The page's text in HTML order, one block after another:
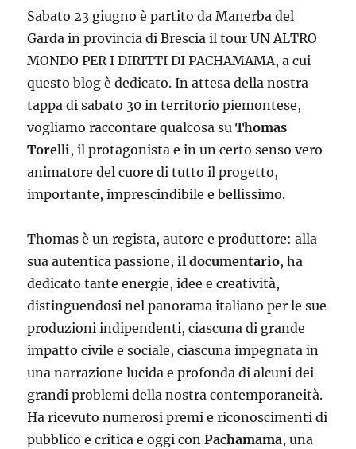
Sabato 23 giugno è partito da Manerba del
Garda in provincia di Brescia il tour UN ALTRO
MONDO PER I DIRITTI DI PACHAMAMA, a cui
questo blog è dedicato. In attesa della nostra
tappa di sabato 30 in territorio piemontese,
vogliamo raccontare qualcosa suThomas
Torelli, il protagonista e in un certo senso vero
animatore del cuore di tutto il progetto,
importante, imprescindibile e bellissimo.
Thomas è un regista, autore e produttore: alla
sua autentica passione,il documentario, ha
dedicato tante energie, idee e creatività,
distinguendosi nel panorama italiano per le sue
produzioni indipendenti, ciascuna di grande
impatto civile e sociale, ciascuna impegnata in
una narrazione lucida e profonda di alcuni dei
grandi problemi della nostra contemporaneità.
Ha ricevuto numerosi premi e riconoscimenti di
pubblico e critica e oggi conPachamama, una